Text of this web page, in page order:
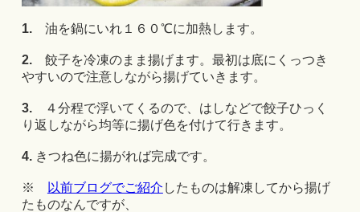
1.油を鍋にいれ１６０℃に加熱します。
2.餃子を冷凍のまま揚げます。最初は底にくっつき
やすいので注意しながら揚げていきます。
3.４分程で浮いてくるので、はしなどで餃子ひっく
り返しながら均等に揚げ色を付けて行きます。
4.きつね色に揚がれば完成です。
※ 以前ブログでご紹介 したものは解凍してから揚げ
たものなんですが、